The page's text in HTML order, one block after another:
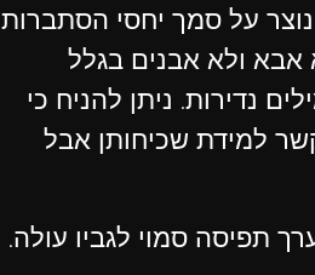
נוצר על סמך יחסי הסתברות
אבא ולא אבנים בגלל
נדירות. ניתן להניח כי
למידת שכיחותן אבל
תפיסה סמוי לגביו עולה.